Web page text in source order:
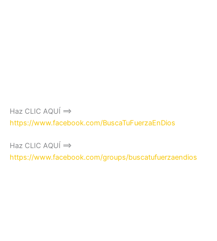
Haz CLIC AQUÍ ==>
https://www.facebook.com/BuscaTuFuerzaEnDios
Haz CLIC AQUÍ ==>
https://www.facebook.com/groups/buscatufuerzaendios